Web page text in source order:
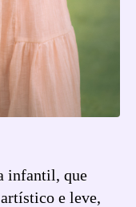
infantil, que
e leve,